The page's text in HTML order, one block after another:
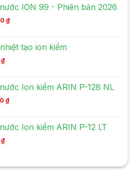
ION 99 - Phiên bản 2026
₫
tạo ion kiềm
₫
Ion kiềm ARIN P-128 NL
₫
Ion kiềm ARIN P-12 LT
₫